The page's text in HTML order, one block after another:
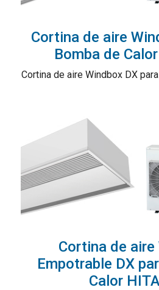
Cortina de aire
Bomba de
Cortina de aire Windbox DX
Cortina de aire
Empotrable DX
Calor